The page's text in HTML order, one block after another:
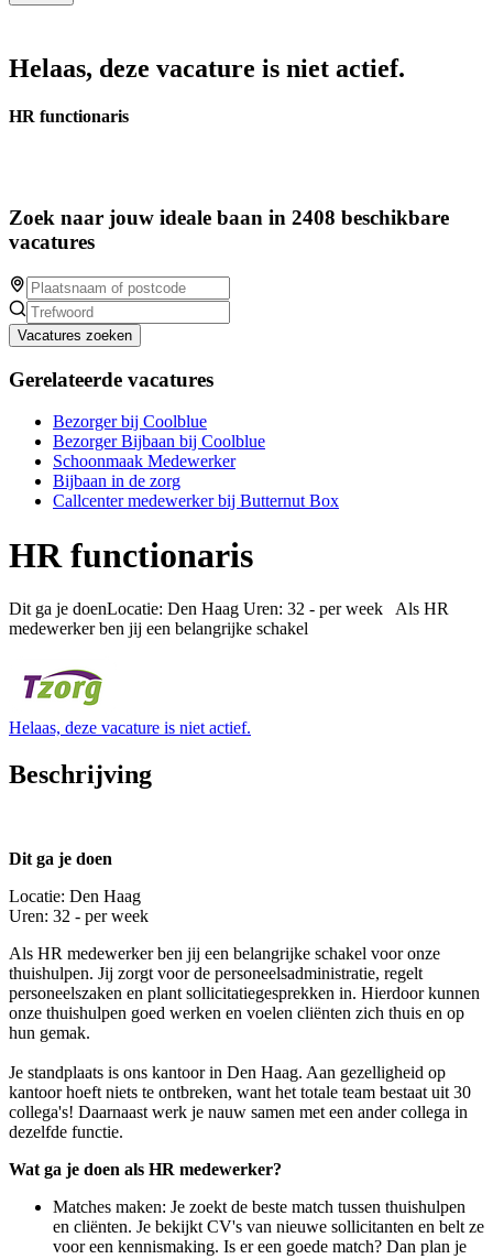
Helaas, deze vacature is niet actief.
HR functionaris
Zoek naar jouw ideale baan in 2408 beschikbare
vacatures
Vacatures zoeken
Gerelateerde vacatures
Bezorger bij Coolblue
Bezorger Bijbaan bij Coolblue
Schoonmaak Medewerker
Bijbaan in de zorg
Callcenter medewerker bij Butternut Box
HR functionaris
Dit ga je doenLocatie: Den Haag Uren: 32 - per week Als HR
medewerker ben jij een belangrijke schakel
Helaas, deze vacature is niet actief.
Beschrijving
Dit ga je doen
Locatie: Den Haag
Uren: 32 - per week
Als HR medewerker ben jij een belangrijke schakel voor onze
thuishulpen. Jij zorgt voor de personeelsadministratie, regelt
personeelszaken en plant sollicitatiegesprekken in. Hierdoor kunnen
onze thuishulpen goed werken en voelen cliënten zich thuis en op
hun gemak.
Je standplaats is ons kantoor in Den Haag. Aan gezelligheid op
kantoor hoeft niets te ontbreken, want het totale team bestaat uit 30
collega's! Daarnaast werk je nauw samen met een ander collega in
dezelfde functie.
Wat ga je doen als HR medewerker?
Matches maken: Je zoekt de beste match tussen thuishulpen
en cliënten. Je bekijkt CV's van nieuwe sollicitanten en belt ze
voor een kennismaking. Is er een goede match? Dan plan je